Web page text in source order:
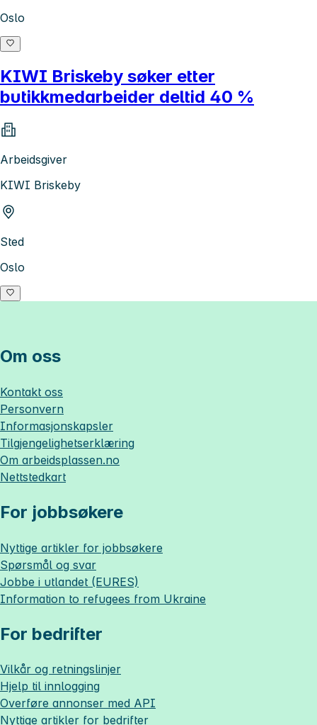
Oslo
KIWI Briskeby søker etter
butikkmedarbeider deltid 40 %
Arbeidsgiver
KIWI Briskeby
Sted
Oslo
Om oss
Kontakt oss
Personvern
Informasjonskapsler
Tilgjengelighetserklæring
Om arbeidsplassen.no
Nettstedkart
For jobbsøkere
Nyttige artikler for jobbsøkere
Spørsmål og svar
Jobbe i utlandet (EURES)
Information to refugees from Ukraine
For bedrifter
Vilkår og retningslinjer
Hjelp til innlogging
Overføre annonser med API
Nyttige artikler for bedrifter